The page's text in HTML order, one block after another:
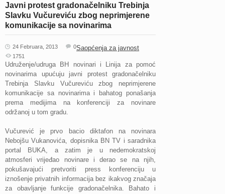
Javni protest gradonačelniku Trebinja
Slavku Vučureviću zbog neprimjerene
komunikacije sa novinarima
24 Februara, 2013 Saopćenja za javnost
0
1751
Udruženje/udruga BH novinari i Linija za pomoć
novinarima upućuju javni protest gradonačelniku
Trebinja Slavku Vučureviću zbog neprimjerene
komunikacije sa novinarima i bahatog ponašanja
prema medijima na konferenciji za novinare
održanoj u tom gradu.
Vučurević je prvo bacio diktafon na novinara
Nebojšu Vukanovića, dopisnika BN TV i saradnika
portal BUKA, a zatim je u nedemokratskoj
atmosferi vrijeđao novinare i derao se na njih,
pokušavajući pretvoriti press konferenciju u
iznošenje privatnih informacija bez ikakvog značaja
za obavljanje funkcije gradonačelnika. Bahato i